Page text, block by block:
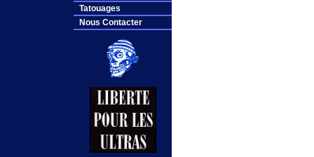
Tatouages
Nous Contacter